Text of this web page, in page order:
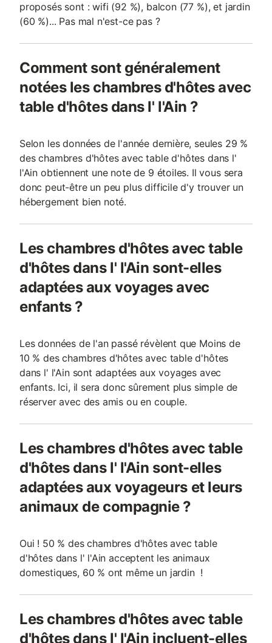
proposés sont : wifi (92 %), balcon (77 %), et jardin
(60 %)... Pas mal n'est-ce pas ?
Comment sont généralement
notées les chambres d'hôtes avec
table d'hôtes dans l' l'Ain ?
Selon les données de l'année dernière, seules 29 %
des chambres d'hôtes avec table d'hôtes dans l'
l'Ain obtiennent une note de 9 étoiles. Il vous sera
donc peut-être un peu plus difficile d'y trouver un
hébergement bien noté.
Les chambres d'hôtes avec table
d'hôtes dans l' l'Ain sont-elles
adaptées aux voyages avec
enfants ?
Les données de l'an passé révèlent que Moins de
10 % des chambres d'hôtes avec table d'hôtes
dans l' l'Ain sont adaptées aux voyages avec
enfants. Ici, il sera donc sûrement plus simple de
réserver avec des amis ou en couple.
Les chambres d'hôtes avec table
d'hôtes dans l' l'Ain sont-elles
adaptées aux voyageurs et leurs
animaux de compagnie ?
Oui ! 50 % des chambres d'hôtes avec table
d'hôtes dans l' l'Ain acceptent les animaux
domestiques, 60 % ont même un jardin !
Les chambres d'hôtes avec table
d'hôtes dans l' l'Ain incluent-elles